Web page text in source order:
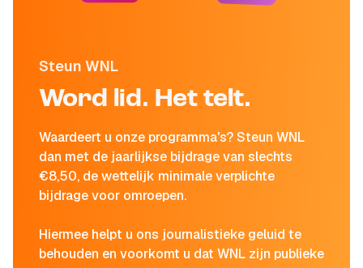
Steun WNL
Word lid. Het telt.
Waardeert u onze programma's? Steun WNL
dan met de jaarlijkse bijdrage van slechts
€8,50, de wettelijk minimale verplichte
bijdrage voor omroepen.
Hiermee helpt u ons journalistieke geluid te
behouden en voorkomt u dat WNL zijn publieke